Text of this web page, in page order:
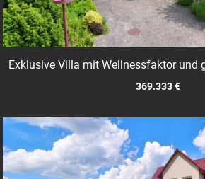
Exklusive Villa mit Wellnessfaktor und
369.333 €